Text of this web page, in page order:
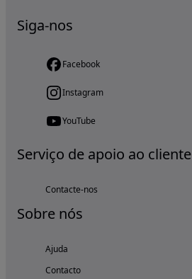
Siga-nos
Facebook
Instagram
YouTube
Serviço de apoio ao cliente
Contacte-nos
Sobre nós
Ajuda
Contacto